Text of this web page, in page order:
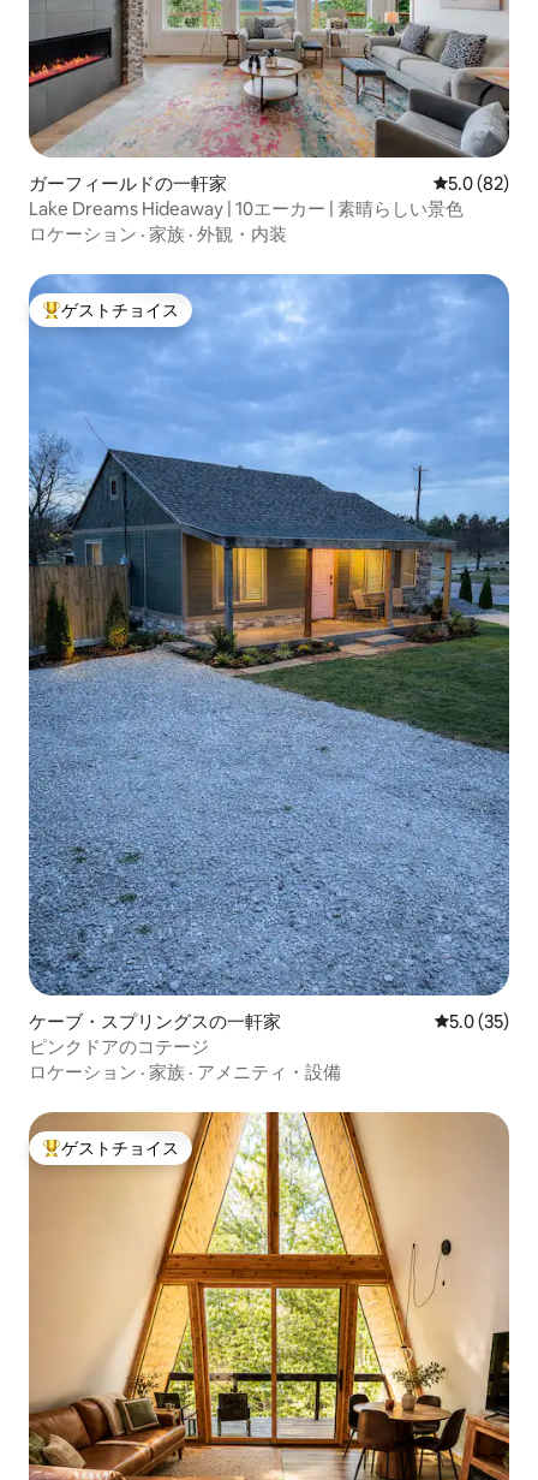
ガーフィールドの一軒家 レビュー82
5.0 (82)
Lake Dreams Hideaway | 10エーカー | 素晴らしい景色
ロケーション · 家族 · 外観・内装
大好評のゲストチョイスです。
ゲストチョイス
ケーブ・スプリングスの一軒家 レビュー35
5.0 (35)
ピンクドアのコテージ
ロケーション · 家族 · アメニティ・設備
大好評のゲストチョイスです。
ゲストチョイス